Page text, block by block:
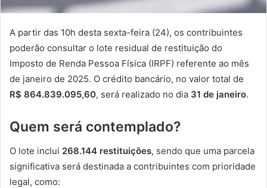
A partir das 10h desta sexta-feira (24), os contribuintes
poderão consultar o lote residual de restituição do
Imposto de Renda Pessoa Física (IRPF) referente ao mês
de janeiro de 2025. O crédito bancário, no valor total de
R$ 864.839.095,60, será realizado no dia 31 de janeiro.
Quem será contemplado?
O lote inclui 268.144 restituições, sendo que uma parcela
significativa será destinada a contribuintes com prioridade
legal, como: